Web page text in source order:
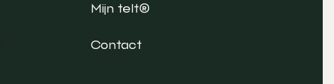
Mijn telt®
Contact